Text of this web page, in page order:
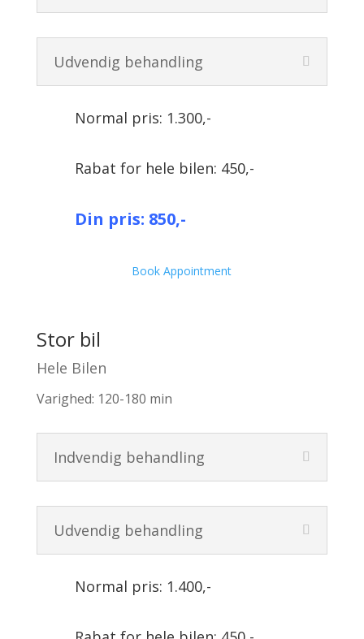
Udvendig behandling
Normal pris: 1.300,-
Rabat for hele bilen: 450,-
Din pris: 850,-
Book Appointment
Stor bil
Hele Bilen
Varighed: 120-180 min
Indvendig behandling
Udvendig behandling
Normal pris: 1.400,-